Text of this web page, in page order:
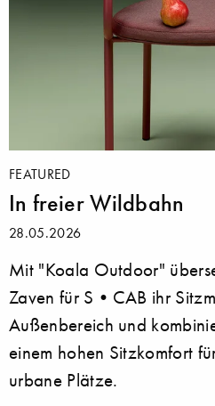
FEATURED
In freier Wildbahn
28.05.2026
Mit "Koala Outdoor"
Zaven für S•CAB ihr
Außenbereich und
einem hohen Sitzkomfort
urbane Plätze.